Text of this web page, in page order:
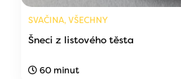
SVAČINA, VŠECHNY
Šneci z listového těsta
60 minut